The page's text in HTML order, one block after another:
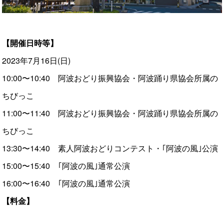
【開催日時等】
2023年7月16日(日)
10:00〜10:40 阿波おどり振興協会・阿波踊り県協会所属の
ちびっこ
11:00〜11:40 阿波おどり振興協会・阿波踊り県協会所属の
ちびっこ
13:30〜14:40 素人阿波おどりコンテスト・｢阿波の風｣公演
15:00〜15:40 ｢阿波の風｣通常公演
16:00〜16:40 ｢阿波の風｣通常公演
【料金】